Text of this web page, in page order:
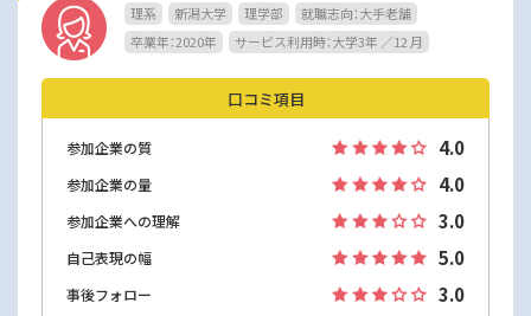
理系 新潟大学 理学部
就職志向：大手老舗
卒業年：2020年
サービス利用時：大学3年 ／12 月
口コミ項目
参加企業の質 4.0
参加企業の量 4.0
参加企業への理解 3.0
自己表現の幅 5.0
事後フォロー 3.0